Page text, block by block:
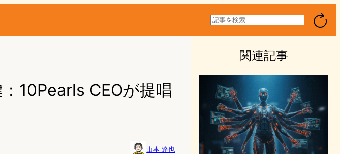
検
索
10Pearls CEOが提唱
山本 達也
関連記事